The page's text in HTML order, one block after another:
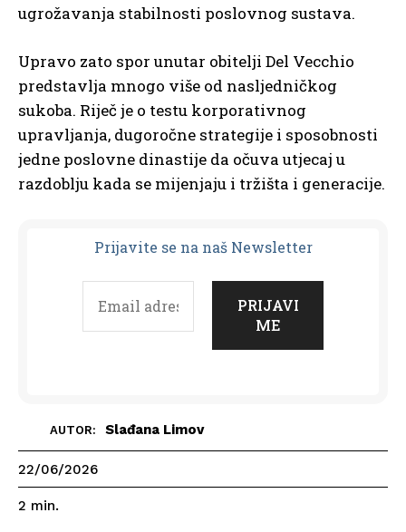
ugrožavanja stabilnosti poslovnog sustava.
Upravo zato spor unutar obitelji Del Vecchio
predstavlja mnogo više od nasljedničkog
sukoba. Riječ je o testu korporativnog
upravljanja, dugoročne strategije i sposobnosti
jedne poslovne dinastije da očuva utjecaj u
razdoblju kada se mijenjaju i tržišta i generacije.
Prijavite se na naš Newsletter
AUTOR: Slađana Limov
22/06/2026
2 min.